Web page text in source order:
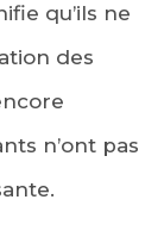
qu’ils ne
des
n’ont pas